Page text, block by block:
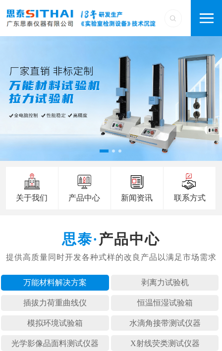
关于我们 产品中心 新闻资讯 联系方式
产品中心
万能材料 剥离力试
插拔力荷 恒温恒湿
模拟环境 水滴角接
光学影像 X射线荧